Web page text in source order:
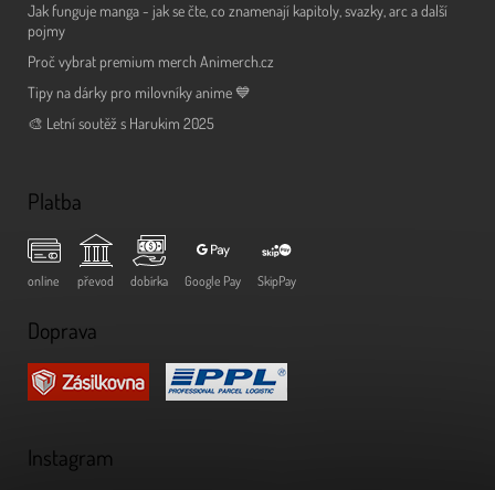
Jak funguje manga - jak se čte, co znamenají kapitoly, svazky, arc a další
pojmy
Proč vybrat premium merch Animerch.cz
Tipy na dárky pro milovníky anime 💙
🎨 Letní soutěž s Harukim 2025
Platba
online převod dobírka Google Pay SkipPay
Doprava
Instagram